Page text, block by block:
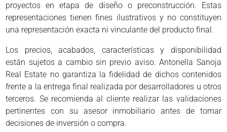
proyectos en etapa de diseño o preconstrucción. Estas
representaciones tienen fines ilustrativos y no constituyen
una representación exacta ni vinculante del producto final.
Los precios, acabados, características y disponibilidad
están sujetos a cambio sin previo aviso. Antonella Sanoja
Real Estate no garantiza la fidelidad de dichos contenidos
frente a la entrega final realizada por desarrolladores u otros
terceros. Se recomienda al cliente realizar las validaciones
pertinentes con su asesor inmobiliario antes de tomar
decisiones de inversión o compra.